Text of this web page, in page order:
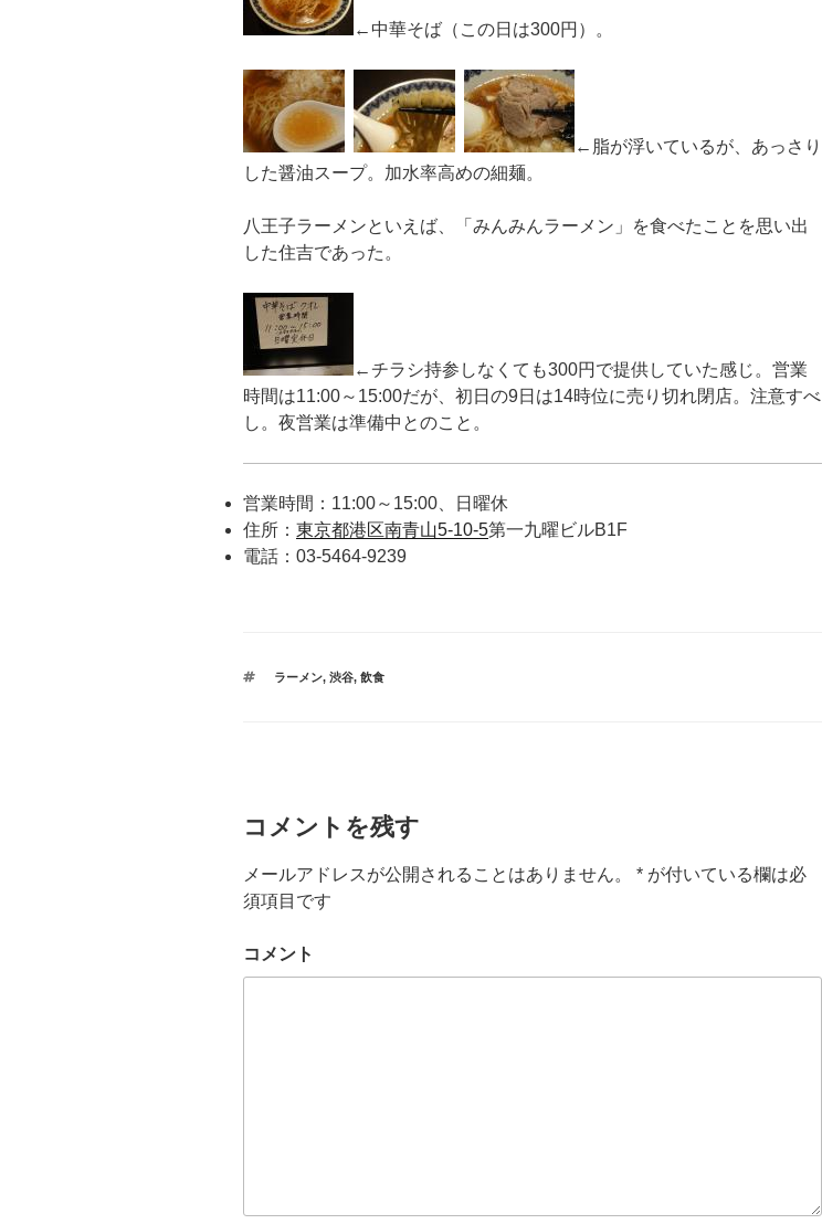
←中華そば（この日は300円）。
←脂が浮いているが、あっさり
した醤油スープ。加水率高めの細麺。
八王子ラーメンといえば、「みんみんラーメン」を食べたことを思い出
した住吉であった。
←チラシ持参しなくても300円で提供していた感じ。営業
時間は11:00～15:00だが、初日の9日は14時位に売り切れ閉店。注意すべ
し。夜営業は準備中とのこと。
営業時間：11:00～15:00、日曜休
住所： 東京都港区南青山5-10-5第一九曜ビルB1F
電話：03-5464-9239
タ
ラーメン, 渋谷, 飲食
コメントを残す
メールアドレスが公開されることはありません。 * が付いている欄は必
須項目です
コメント